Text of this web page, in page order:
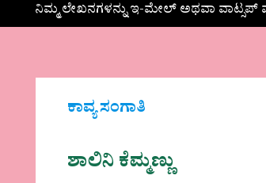
ನಿಮ್ಮ ಲೇಖನಗಳನ್ನು ಇ-ಮೇಲ್ ಅಥವಾ ವಾಟ್ಸಪ್
ಕಾವ್ಯ ಸಂಗಾತಿ
ಶಾಲಿನಿ ಕೆಮ್ಮಣ್ಣು